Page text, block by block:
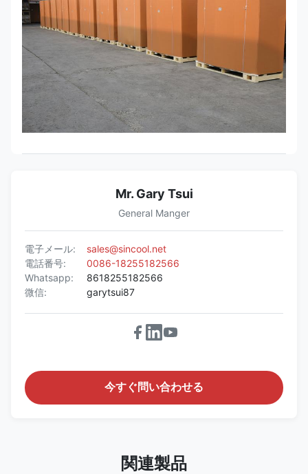
Mr. Gary Tsui
General Manger
電子メール:
sales@sincool.net
電話番号:
0086-18255182566
Whatsapp:
8618255182566
微信:
garytsui87
今すぐ問い合わせる
関連製品